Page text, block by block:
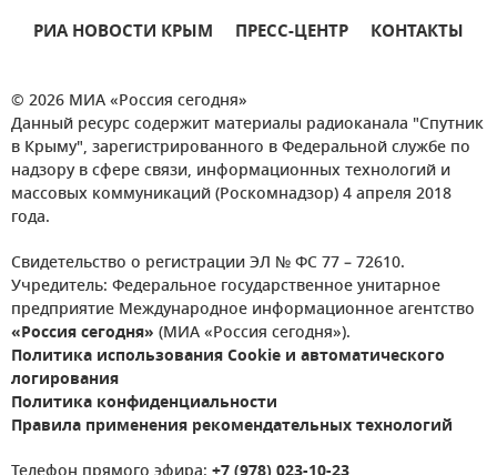
РИА НОВОСТИ КРЫМ ПРЕСС-ЦЕНТР КОНТАКТЫ
© 2026 МИА «Россия сегодня»
Данный ресурс содержит материалы радиоканала "Спутник
в Крыму", зарегистрированного в Федеральной службе по
надзору в сфере связи, информационных технологий и
массовых коммуникаций (Роскомнадзор) 4 апреля 2018
года.
Свидетельство о регистрации ЭЛ № ФС 77 – 72610.
Учредитель: Федеральное государственное унитарное
предприятие Международное информационное агентство
«Россия сегодня» (МИА «Россия сегодня»).
Политика использования Cookie и автоматического
логирования
Политика конфиденциальности
Правила применения рекомендательных технологий